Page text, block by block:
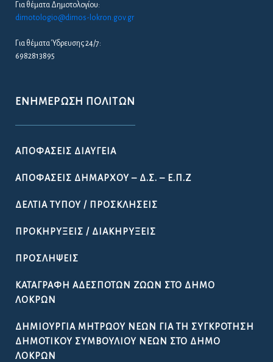
Για θέματα Δημοτολογίου:
dimotologio@dimos-lokron.gov.gr
Για θέματα Ύδρευσης 24/7:
6982813895
ΕΝΗΜΈΡΩΣΗ ΠΟΛΙΤΏΝ
ΑΠΟΦΆΣΕΙΣ ΔΙΑΎΓΕΙΑ
ΑΠΟΦΆΣΕΙΣ ΔΗΜΆΡΧΟΥ – Δ.Σ. – Ε.Π.Ζ
ΔΕΛΤΊΑ ΤΎΠΟΥ / ΠΡΟΣΚΛΉΣΕΙΣ
ΠΡΟΚΗΡΎΞΕΙΣ / ΔΙΑΚΗΡΎΞΕΙΣ
ΠΡΟΣΛΉΨΕΙΣ
ΚΑΤΑΓΡΑΦΉ ΑΔΈΣΠΟΤΩΝ ΖΏΩΝ ΣΤΟ ΔΉΜΟ
ΛΟΚΡΏΝ
ΔΗΜΙΟΥΡΓΊΑ ΜΗΤΡΏΟΥ ΝΈΩΝ ΓΙΑ ΤΗ ΣΥΓΚΡΌΤΗΣΗ
ΔΗΜΟΤΙΚΟΎ ΣΥΜΒΟΥΛΊΟΥ ΝΈΩΝ ΣΤΟ ΔΉΜΟ
ΛΟΚΡΏΝ